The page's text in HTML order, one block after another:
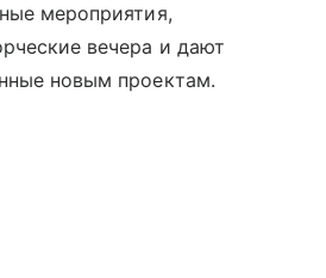
мероприятия,
вечера и дают
новым проектам.